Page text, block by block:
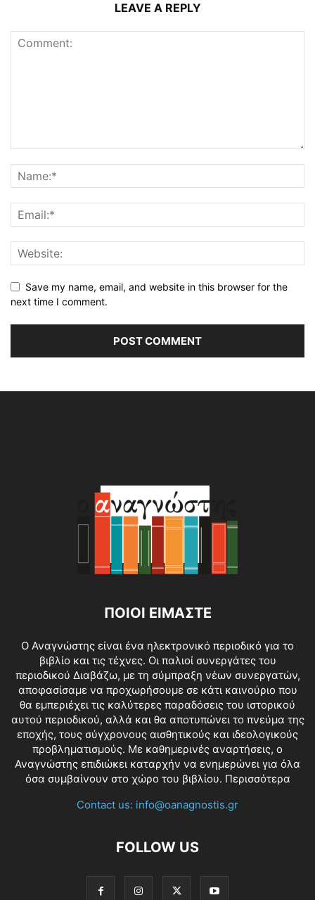
LEAVE A REPLY
Save my name, email, and website in this browser for the
next time I comment.
ΠΟΙΟΙ ΕΙΜΑΣΤΕ
O Αναγνώστης είναι ένα ηλεκτρονικό περιοδικό για το
βιβλίο και τις τέχνες. Οι παλιοί συνεργάτες του
περιοδικού Διαβάζω, με τη σύμπραξη νέων συνεργατών,
αποφασίσαμε να προχωρήσουμε σε κάτι καινούριο που
θα εμπεριέχει τις καλύτερες παραδόσεις του ιστορικού
αυτού περιοδικού, αλλά και θα αποτυπώνει το πνεύμα της
εποχής, τους σύγχρονους αισθητικούς και ιδεολογικούς
προβληματισμούς. Με καθημερινές αναρτήσεις, ο
Αναγνώστης επιδιώκει καταρχήν να ενημερώνει για όλα
όσα συμβαίνουν στο χώρο του βιβλίου. Περισσότερα
Contact us: info@oanagnostis.gr
FOLLOW US